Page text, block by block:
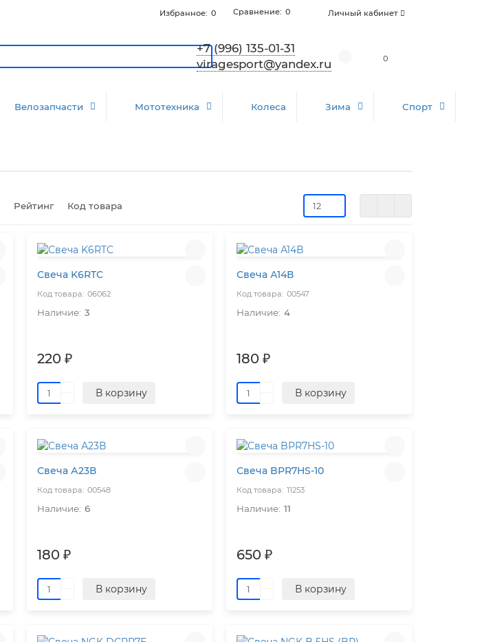
Личный кабинет
Сравнение: 0
Избранное: 0
+7 (996) 135-01-31
viragesport@yandex.ru
0
Велозапчасти Мототехника Колеса Зима Спорт
Рейтинг Код товара
Свеча K6RTC
06062
3
220 ₽
В корзину
Свеча А14В
00547
4
180 ₽
В корзину
Свеча А23В
00548
6
180 ₽
В корзину
Свеча BPR7HS-10
11253
11
650 ₽
В корзину